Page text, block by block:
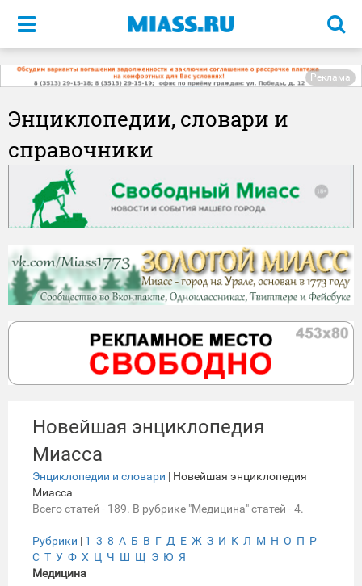
Меню
Реклама
Энциклопедии, словари и
справочники
Новейшая энциклопедия
Миасса
Энциклопедии и словари | Новейшая энциклопедия
Миасса
Всего статей - 189. В рубрике "Медицина" статей - 4.
Рубрики | 1 3 8 А Б В Г Д Е Ж З И К Л М Н О П Р
С Т У Ф Х Ц Ч Ш Щ Э Ю Я
Медицина